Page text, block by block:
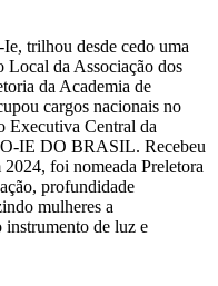
trilhou desde cedo uma
Local da Associação dos
da Academia de
cargos nacionais no
Executiva Central da
IE DO BRASIL. Recebeu
foi nomeada Preletora
profundidade
mulheres a
instrumento de luz e